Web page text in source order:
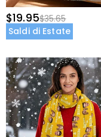
$19.95$35.65
Saldi di Estate